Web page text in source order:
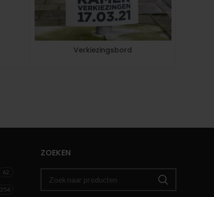
Verkiezingsbord
62
256
ZOEKEN